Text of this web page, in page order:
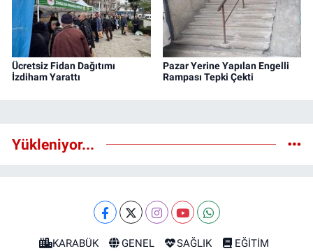
Ücretsiz Fidan Dağıtımı
İzdiham Yarattı
Pazar Yerine Yapılan Engelli
Rampası Tepki Çekti
Yükleniyor...
KARABÜK GENEL SAĞLIK
EĞİTİM